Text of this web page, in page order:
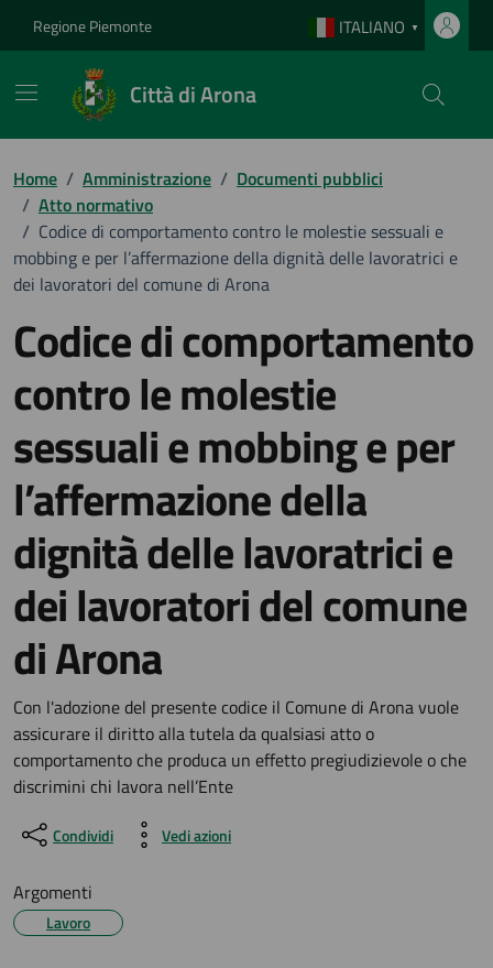
Regione Piemonte ITALIANO ▼
Città di Arona
Home / Amministrazione / Documenti pubblici
/ Atto normativo
/ Codice di comportamento contro le molestie sessuali e
mobbing e per l’affermazione della dignità delle lavoratrici e
dei lavoratori del comune di Arona
Codice di comportamento
contro le molestie
sessuali e mobbing e per
l’affermazione della
dignità delle lavoratrici e
dei lavoratori del comune
di Arona
Dettagli del documento
Con l'adozione del presente codice il Comune di Arona vuole
assicurare il diritto alla tutela da qualsiasi atto o
comportamento che produca un effetto pregiudizievole o che
discrimini chi lavora nell’Ente
Condividi Vedi azioni
Argomenti
Lavoro